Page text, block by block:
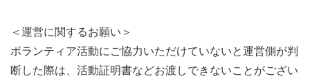
＜運営に関するお願い＞
ボランティア活動にご協力いただけていないと運営側が判
断した際は、活動証明書などお渡しできないことがござい